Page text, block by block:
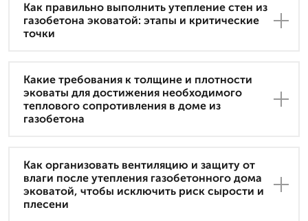
Как правильно выполнить утепление стен из
газобетона эковатой: этапы и критические
точки
Какие требования к толщине и плотности
эковаты для достижения необходимого
теплового сопротивления в доме из
газобетона
Как организовать вентиляцию и защиту от
влаги после утепления газобетонного дома
эковатой, чтобы исключить риск сырости и
плесени